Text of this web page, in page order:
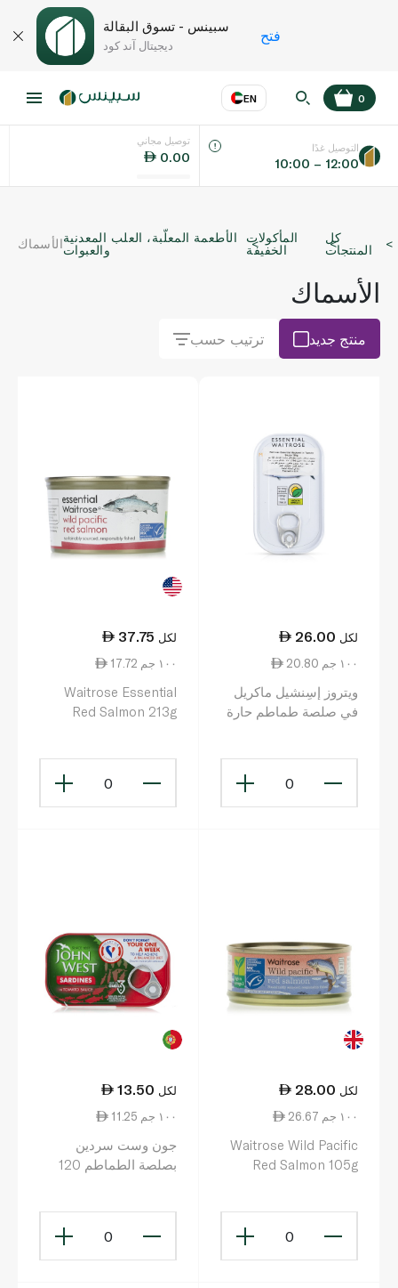
سبينس - تسوق البقالة
ديجيتال آند كود
فتح
EN
اللغة عر
KSA
0
توصيل مجاني
0.00
التوصيل غدًا
10:00 – 12:00
كل
المنتجات
المأكولات
الخفيفة
الأطعمة المعلّبة، العلب المعدنية
والعبواتالأسماك
الأسماك
منتج جديد ترتيب حسب
26.00 لكل
20.80 ١٠٠ جم
ويتروز إسِنشيل ماكريل
في صلصة طماطم حارة
0
37.75 لكل
17.72 ١٠٠ جم
Waitrose Essential
Red Salmon 213g
0
28.00 لكل
26.67 ١٠٠ جم
Waitrose Wild Pacific
Red Salmon 105g
0
13.50 لكل
11.25 ١٠٠ جم
جون وست سردين
بصلصة الطماطم 120
0